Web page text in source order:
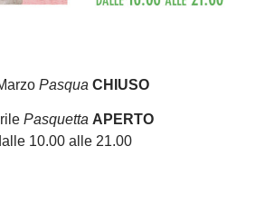
Pasqua CHIUSO
Pasquetta APERTO
10.00 alle 21.00